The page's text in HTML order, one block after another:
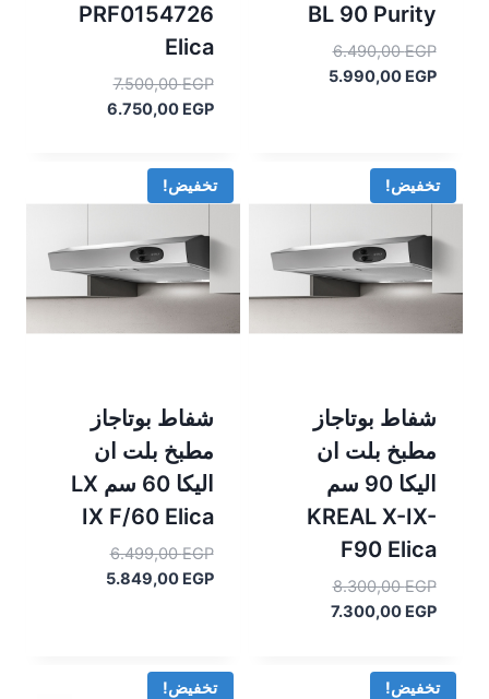
BL 90 Purity
6.490,00EGP
السعر
الأصلي5.990,00 EGP
PRF0154726
Elica
7.500,00EGP
السعر
الأصلي6.750,00 EGP
السعر
تخفيض!
شفاط بوتاجاز
مطبخ بلت ان
اليكا 90 سم
KREAL X-IX-
F90 Elica
8.300,00EGP
السعر
الأصلي7.300,00 EGP
السعر
تخفيض!
شفاط بوتاجاز
مطبخ بلت ان
اليكا 60 سم LX
IX F/60 Elica
6.499,00EGP
السعر
الأصلي5.849,00 EGP
تخفيض!
تخفيض!